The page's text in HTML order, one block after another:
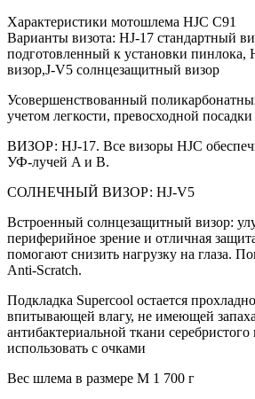
Характеристики мотошлема HJC C91
Варианты визота: HJ-17 стандартный
подготовленный к установки пинлока,
визор,J-V5 солнцезащитный визор
Усовершенствованный
учетом легкости, превосходной
ВИЗОР: HJ-17. Все визоры HJC
УФ-лучей A и B.
СОЛНЕЧНЫЙ ВИЗОР: HJ-V5
Встроенный солнцезащитный визор:
периферийное зрение и отличная
помогают снизить нагрузку на глаза.
Anti-Scratch.
Подкладка Supercool остается
впитывающей влагу, не имеющей
антибактериальной ткани
использовать с очками
Вес шлема в размере M 1 700 г